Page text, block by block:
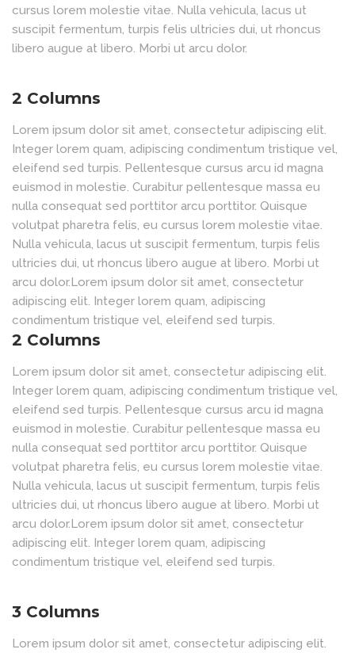
cursus lorem molestie vitae. Nulla vehicula, lacus ut
suscipit fermentum, turpis felis ultricies dui, ut rhoncus
libero augue at libero. Morbi ut arcu dolor.
2 Columns
Lorem ipsum dolor sit amet, consectetur adipiscing elit.
Integer lorem quam, adipiscing condimentum tristique vel,
eleifend sed turpis. Pellentesque cursus arcu id magna
euismod in molestie. Curabitur pellentesque massa eu
nulla consequat sed porttitor arcu porttitor. Quisque
volutpat pharetra felis, eu cursus lorem molestie vitae.
Nulla vehicula, lacus ut suscipit fermentum, turpis felis
ultricies dui, ut rhoncus libero augue at libero. Morbi ut
arcu dolor.Lorem ipsum dolor sit amet, consectetur
adipiscing elit. Integer lorem quam, adipiscing
condimentum tristique vel, eleifend sed turpis.
2 Columns
Lorem ipsum dolor sit amet, consectetur adipiscing elit.
Integer lorem quam, adipiscing condimentum tristique vel,
eleifend sed turpis. Pellentesque cursus arcu id magna
euismod in molestie. Curabitur pellentesque massa eu
nulla consequat sed porttitor arcu porttitor. Quisque
volutpat pharetra felis, eu cursus lorem molestie vitae.
Nulla vehicula, lacus ut suscipit fermentum, turpis felis
ultricies dui, ut rhoncus libero augue at libero. Morbi ut
arcu dolor.Lorem ipsum dolor sit amet, consectetur
adipiscing elit. Integer lorem quam, adipiscing
condimentum tristique vel, eleifend sed turpis.
3 Columns
Lorem ipsum dolor sit amet, consectetur adipiscing elit.